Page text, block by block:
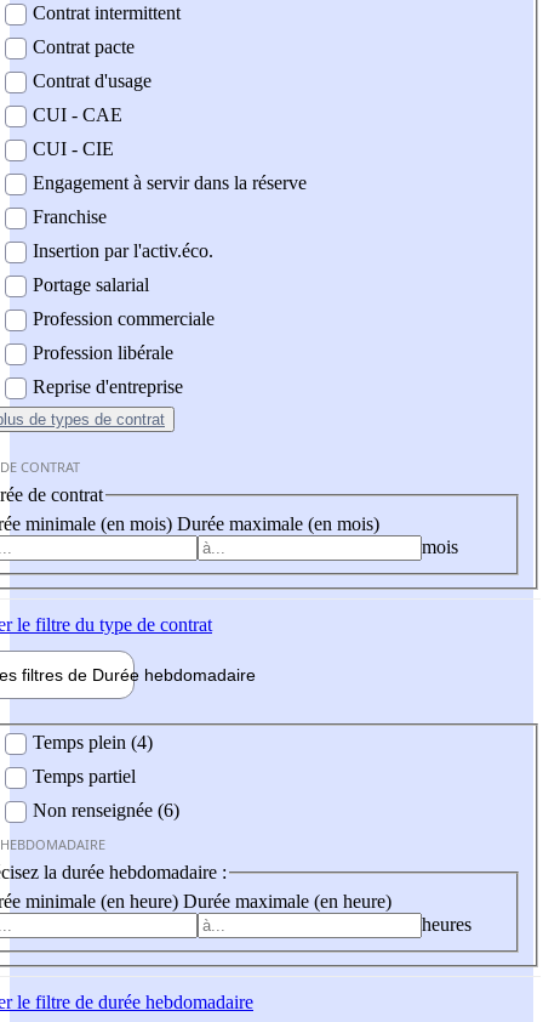
Contrat intermittent
Contrat pacte
Contrat d'usage
CUI - CAE
CUI - CIE
Engagement à servir dans la réserve
Franchise
Insertion par l'activ.éco.
Portage salarial
Profession commerciale
Profession libérale
Reprise d'entreprise
de types de contrat
CONTRAT
de contrat
minimale (en mois) Durée maximale (en mois)
mois
le filtre du type de contrat
filtres de Durée hebdomadaire
Temps plein (4)
Temps partiel
Non renseignée (6)
la durée hebdomadaire :
minimale (en heure) Durée maximale (en heure)
heures
le filtre de durée hebdomadaire